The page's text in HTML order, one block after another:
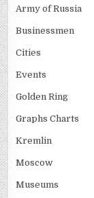
Army of Russia
Businessmen
Cities
Events
Golden Ring
Graphs Charts
Kremlin
Moscow
Museums